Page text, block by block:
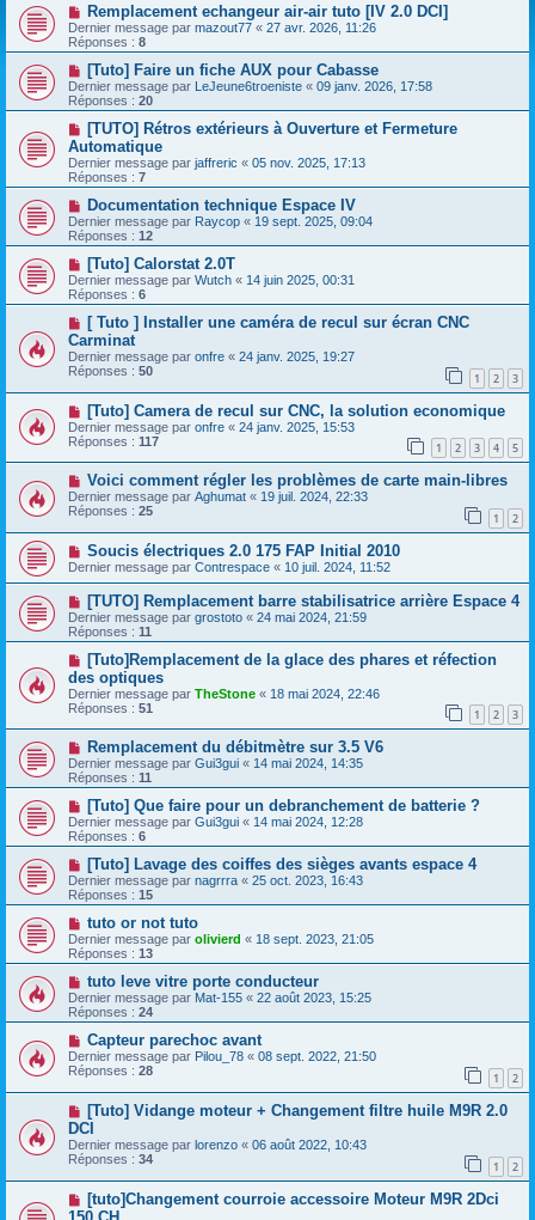
Remplacement echangeur air-air tuto [IV 2.0 DCI]
Dernier message par mazout77 « 27 avr. 2026, 11:26
Réponses : 8
[Tuto] Faire un fiche AUX pour Cabasse
Dernier message par LeJeune6troeniste « 09 janv. 2026, 17:58
Réponses : 20
[TUTO] Rétros extérieurs à Ouverture et Fermeture
Automatique
Dernier message par jaffreric « 05 nov. 2025, 17:13
Réponses : 7
Documentation technique Espace IV
Dernier message par Raycop « 19 sept. 2025, 09:04
Réponses : 12
[Tuto] Calorstat 2.0T
Dernier message par Wutch « 14 juin 2025, 00:31
Réponses : 6
[ Tuto ] Installer une caméra de recul sur écran CNC
Carminat
Dernier message par onfre « 24 janv. 2025, 19:27
Réponses : 50 1 2 3
[Tuto] Camera de recul sur CNC, la solution economique
Dernier message par onfre « 24 janv. 2025, 15:53
Réponses : 117 1 2 3 4 5
Voici comment régler les problèmes de carte main-libres
Dernier message par Aghumat « 19 juil. 2024, 22:33
Réponses : 25 1 2
Soucis électriques 2.0 175 FAP Initial 2010
Dernier message par Contrespace « 10 juil. 2024, 11:52
[TUTO] Remplacement barre stabilisatrice arrière Espace 4
Dernier message par grostoto « 24 mai 2024, 21:59
Réponses : 11
[Tuto]Remplacement de la glace des phares et réfection
des optiques
Dernier message par TheStone « 18 mai 2024, 22:46
Réponses : 51 1 2 3
Remplacement du débitmètre sur 3.5 V6
Dernier message par Gui3gui « 14 mai 2024, 14:35
Réponses : 11
[Tuto] Que faire pour un debranchement de batterie ?
Dernier message par Gui3gui « 14 mai 2024, 12:28
Réponses : 6
[Tuto] Lavage des coiffes des sièges avants espace 4
Dernier message par nagrrra « 25 oct. 2023, 16:43
Réponses : 15
tuto or not tuto
Dernier message par olivierd « 18 sept. 2023, 21:05
Réponses : 13
tuto leve vitre porte conducteur
Dernier message par Mat-155 « 22 août 2023, 15:25
Réponses : 24
Capteur parechoc avant
Dernier message par Pilou_78 « 08 sept. 2022, 21:50
Réponses : 28 1 2
[Tuto] Vidange moteur + Changement filtre huile M9R 2.0
DCI
Dernier message par lorenzo « 06 août 2022, 10:43
Réponses : 34 1 2
[tuto]Changement courroie accessoire Moteur M9R 2Dci